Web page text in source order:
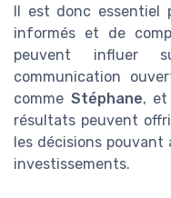
Il est donc essentiel
informés et de
peuvent influer
communication
comme Stéphane, et
résultats peuvent
les décisions
investissements.